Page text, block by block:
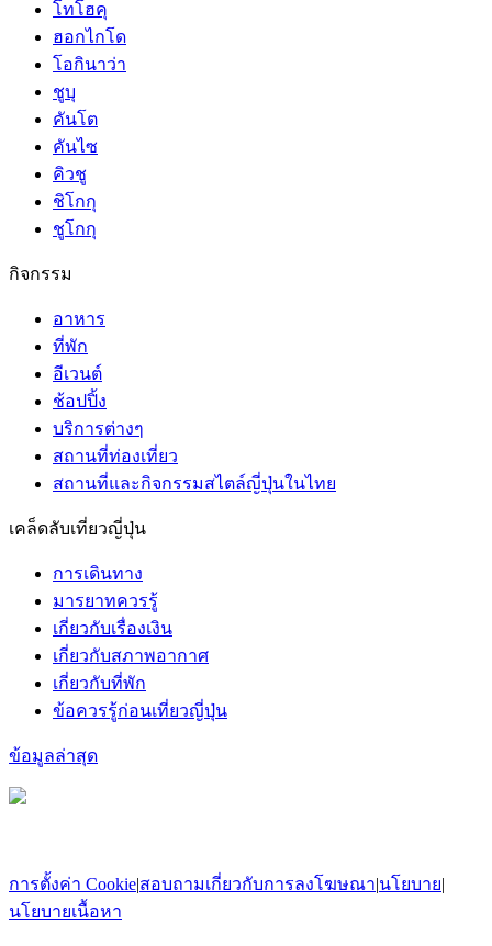
โทโฮคุ
ฮอกไกโด
โอกินาว่า
ชูบุ
คันโต
คันไซ
คิวชู
ชิโกกุ
ชูโกกุ
กิจกรรม
อาหาร
ที่พัก
อีเวนต์
ช้อปปิ้ง
บริการต่างๆ
สถานที่ท่องเที่ยว
สถานที่และกิจกรรมสไตล์ญี่ปุ่นในไทย
เคล็ดลับเที่ยวญี่ปุ่น
การเดินทาง
มารยาทควรรู้
เกี่ยวกับเรื่องเงิน
เกี่ยวกับสภาพอากาศ
เกี่ยวกับที่พัก
ข้อควรรู้ก่อนเที่ยวญี่ปุ่น
ข้อมูลล่าสุด
การตั้งค่า Cookie|สอบถามเกี่ยวกับการลงโฆษณา|นโยบาย|
นโยบายเนื้อหา